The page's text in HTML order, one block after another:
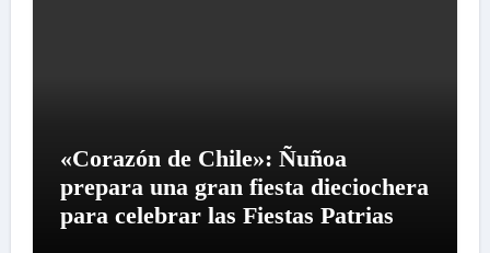
«Corazón de Chile»: Ñuñoa
prepara una gran fiesta dieciochera
para celebrar las Fiestas Patrias